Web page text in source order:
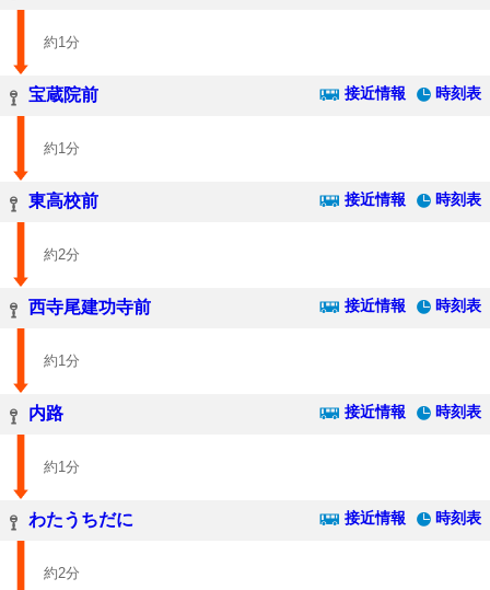
約1分
宝蔵院前 接近情報 時刻表
約1分
東高校前 接近情報 時刻表
約2分
西寺尾建功寺前 接近情報 時刻表
約1分
内路 接近情報 時刻表
約1分
わたうちだに 接近情報 時刻表
約2分